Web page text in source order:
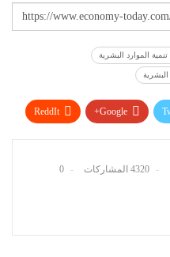
الموارد البشرية
البشرية
Google+
ReddIt
4320 المشاركات 0